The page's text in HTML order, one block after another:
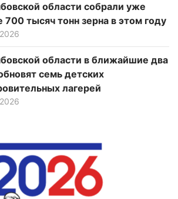
области собрали уже
700 тысяч тонн зерна в этом году
области в ближайшие два
семь детских
лагерей